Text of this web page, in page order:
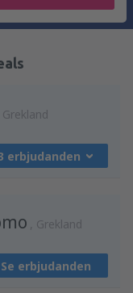
Grekland
erbjudanden
(GOT)
Grekland
Se erbjudanden